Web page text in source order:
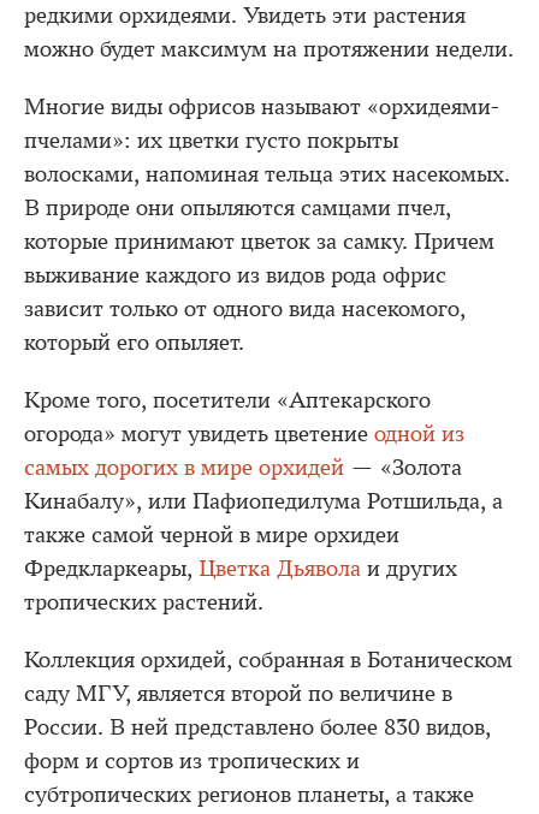
редкими орхидеями. Увидеть эти растения
можно будет максимум на протяжении недели.
Многие виды офрисов называют «орхидеями-
пчелами»: их цветки густо покрыты
волосками, напоминая тельца этих насекомых.
В природе они опыляются самцами пчел,
которые принимают цветок за самку. Причем
выживание каждого из видов рода офрис
зависит только от одного вида насекомого,
который его опыляет.
Кроме того, посетители «Аптекарского
огорода» могут увидеть цветение одной из
самых дорогих в мире орхидей — «Золота
Кинабалу», или Пафиопедилума Ротшильда, а
также самой черной в мире орхидеи
Фредкларкеары, Цветка Дьявола и других
тропических растений.
Коллекция орхидей, собранная в Ботаническом
саду МГУ, является второй по величине в
России. В ней представлено более 830 видов,
форм и сортов из тропических и
субтропических регионов планеты, а также